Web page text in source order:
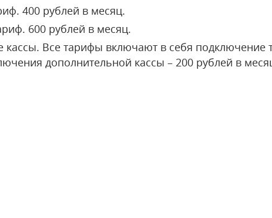
400 рублей в месяц.
600 рублей в месяц.
кассы. Все тарифы включают в себя подключение
дополнительной кассы – 200 рублей в